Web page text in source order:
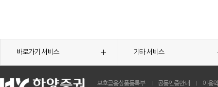
바로가기 서비스 기타 서비스
보호금융상품등록부 공동인증안내 이용